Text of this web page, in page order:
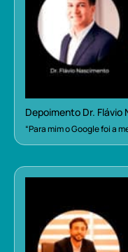
Depoimento Dr.
“Para mim o Google foi a